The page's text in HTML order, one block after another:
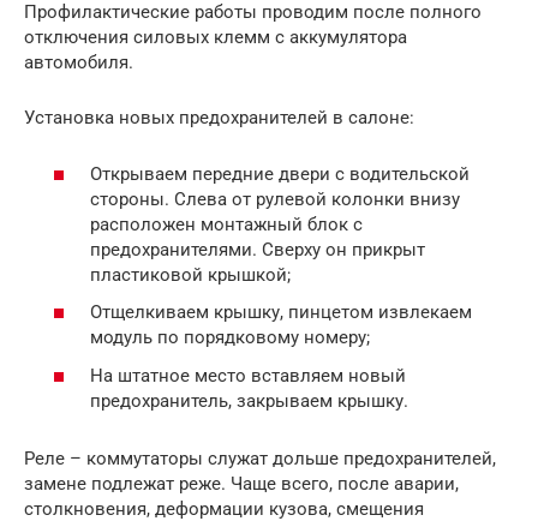
Профилактические работы проводим после полного
отключения силовых клемм с аккумулятора
автомобиля.
Установка новых предохранителей в салоне:
Открываем передние двери с водительской
стороны. Слева от рулевой колонки внизу
расположен монтажный блок с
предохранителями. Сверху он прикрыт
пластиковой крышкой;
Отщелкиваем крышку, пинцетом извлекаем
модуль по порядковому номеру;
На штатное место вставляем новый
предохранитель, закрываем крышку.
Реле – коммутаторы служат дольше предохранителей,
замене подлежат реже. Чаще всего, после аварии,
столкновения, деформации кузова, смещения